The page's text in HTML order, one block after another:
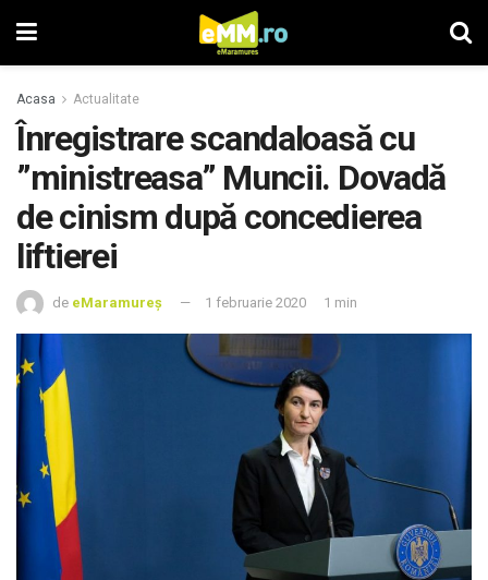
Acasa Actualitate
Înregistrare scandaloasă cu
”ministreasa” Muncii. Dovadă
de cinism după concedierea
liftierei
de eMaramureș 1 februarie 2020 1 min